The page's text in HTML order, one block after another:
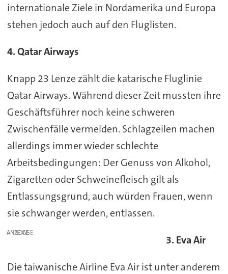
internationale Ziele in Nordamerika und Europa
stehen jedoch auch auf den Fluglisten.
4. Qatar Airways
Knapp 23 Lenze zählt die katarische Fluglinie
Qatar Airways. Während dieser Zeit mussten ihre
Geschäftsführer noch keine schweren
Zwischenfälle vermelden. Schlagzeilen machen
allerdings immer wieder schlechte
Arbeitsbedingungen: Der Genuss von Alkohol,
Zigaretten oder Schweinefleisch gilt als
Entlassungsgrund, auch würden Frauen, wenn
sie schwanger werden, entlassen.
ANZEIGE
3. Eva Air
Die taiwanische Airline Eva Air ist unter anderem